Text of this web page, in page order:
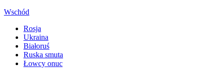
Wschód
Rosja
Ukraina
Białoruś
Ruska smuta
Łowcy onuc